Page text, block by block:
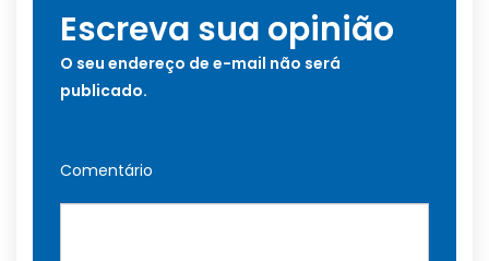
Escreva sua opinião
O seu endereço de e-mail não será
publicado.
Comentário